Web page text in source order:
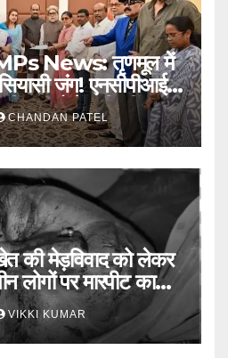
News: तृणमूल में
जंग! एनसीपीआई में
सांसदों में बढ़ी खींचतान,
राय
CHANDAN PATEL
की मेड़विवाद को लेकर
लोगों पर मारपीट का
VIKKI KUMAR